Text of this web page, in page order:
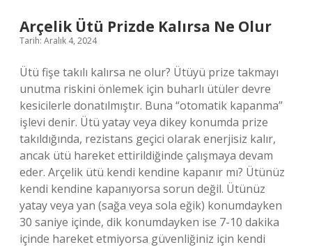
Arçelik Ütü Prizde Kalırsa Ne Olur
Tarih: Aralık 4, 2024
Ütü fişe takılı kalırsa ne olur? Ütüyü prize takmayı
unutma riskini önlemek için buharlı ütüler devre
kesicilerle donatılmıştır. Buna “otomatik kapanma”
işlevi denir. Ütü yatay veya dikey konumda prize
takıldığında, rezistans geçici olarak enerjisiz kalır,
ancak ütü hareket ettirildiğinde çalışmaya devam
eder. Arçelik ütü kendi kendine kapanır mı? Ütünüz
kendi kendine kapanıyorsa sorun değil. Ütünüz
yatay veya yan (sağa veya sola eğik) konumdayken
30 saniye içinde, dik konumdayken ise 7-10 dakika
içinde hareket etmiyorsa güvenliğiniz için kendi